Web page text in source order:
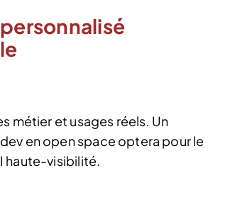
métier et usages réels. Un
en open space optera pour le
haute-visibilité.